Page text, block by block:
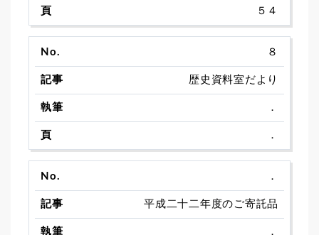
５４
８
歴史資料室だより
．
．
．
平成二十二年度のご寄託品
．